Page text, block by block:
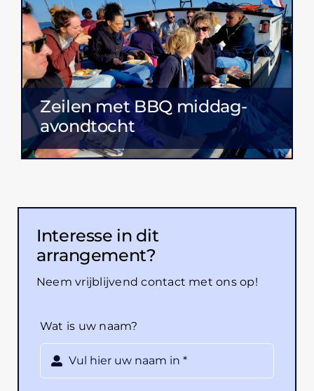
Zeilen met BBQ middag-
avondtocht
Interesse in dit
arrangement?
Neem vrijblijvend contact met ons op!
Wat is uw naam?